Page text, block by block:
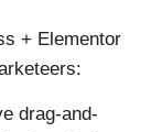
+ Elementor
drag-and-